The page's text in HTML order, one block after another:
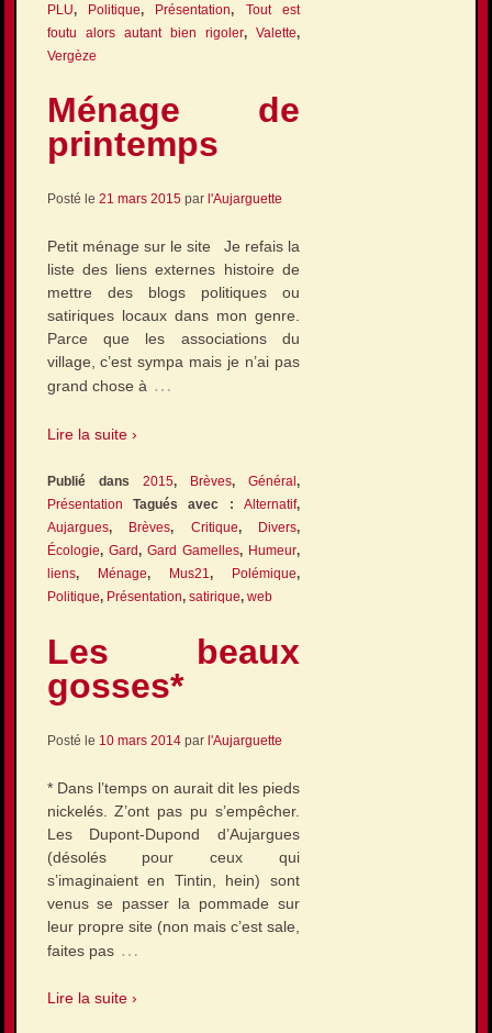
PLU, Politique, Présentation, Tout est
foutu alors autant bien rigoler,Valette,
Vergèze
Ménage de
printemps
Posté le 21 mars 2015par l'Aujarguette
Petit ménage sur le site Je refais la
liste des liens externes histoire de
mettre des blogs politiques ou
satiriques locaux dans mon genre.
Parce que les associations du
village, c’est sympa mais je n’ai pas
grand chose à …
Lire la suite ›
Publié dans 2015, Brèves,Général,
Présentation Tagués avec :Alternatif,
Aujargues, Brèves, Critique, Divers,
Écologie, Gard, Gard Gamelles, Humeur,
liens, Ménage, Mus21, Polémique,
Politique, Présentation, satirique, web
Les beaux
gosses*
Posté le 10 mars 2014par l'Aujarguette
* Dans l’temps on aurait dit les pieds
nickelés. Z’ont pas pu s’empêcher.
Les Dupont-Dupond d’Aujargues
(désolés pour ceux qui
s’imaginaient en Tintin, hein) sont
venus se passer la pommade sur
leur propre site (non mais c’est sale,
faites pas …
Lire la suite ›